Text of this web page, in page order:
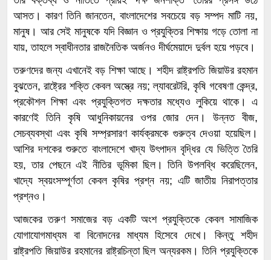
আসত। কারণ তিনি জানতেন, বাংলাদেশের সবচেয়ে বড় সম্পদ মাটি নয়,
মানুষ। আর সেই মানুষকে যদি বিজ্ঞান ও প্রযুক্তির শিক্ষায় গড়ে তোলা না
যায়, তাহলে স্বাধীনতার রাজনৈতিক অর্জনও দীর্ঘমেয়াদে দুর্বল হয়ে পড়বে।
তরুণদের জন্য এখানেই বড় শিক্ষা আছে। শহীদ রাষ্ট্রপতি জিয়াউর রহমান
বুঝতেন, রাষ্ট্রের শক্তি কেবল অস্ত্রে নয়; ল্যাবরেটরি, কৃষি গবেষণা কেন্দ্র,
প্রকৌশল শিক্ষা এবং প্রযুক্তিগত দক্ষতার মধ্যেও লুকিয়ে থাকে। এ
কারণেই তিনি কৃষি আধুনিকায়নের ওপর জোর দেন। উন্নত বীজ,
সেচব্যবস্থা এবং কৃষি সম্প্রসারণ কার্যক্রমকে গুরুত্ব দেওয়া হয়েছিল।
আশির দশকের শুরুতে বাংলাদেশে খাদ্য উৎপাদন বৃদ্ধির যে ভিত্তি তৈরি
হয়, তার পেছনে এই নীতির ভূমিকা ছিল। তিনি উপলব্ধি করেছিলেন,
খাদ্যে স্বয়ংসম্পূর্ণতা কেবল কৃষির প্রশ্ন নয়; এটি জাতীয় নিরাপত্তার
প্রশ্নও।
আজকের তরুণ সমাজের বড় একটি অংশ প্রযুক্তিকে কেবল সামাজিক
যোগাযোগমাধ্যম বা বিনোদনের মাধ্যম হিসেবে দেখে। কিন্তু শহীদ
রাষ্ট্রপতি জিয়াউর রহমানের রাষ্ট্রচিন্তা ছিল অন্যরকম। তিনি প্রযুক্তিকে